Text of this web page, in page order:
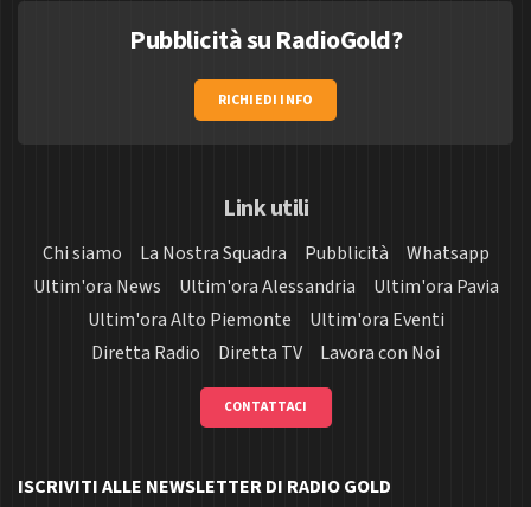
Pubblicità su RadioGold?
RICHIEDI INFO
Link utili
Chi siamo La Nostra Squadra Pubblicità
Whatsapp
Ultim'ora News
Ultim'ora Alessandria
Ultim'ora Pavia
Ultim'ora Alto Piemonte
Ultim'ora Eventi
Diretta Radio
Diretta TV Lavora con Noi
CONTATTACI
ISCRIVITI ALLE NEWSLETTER DI RADIO GOLD